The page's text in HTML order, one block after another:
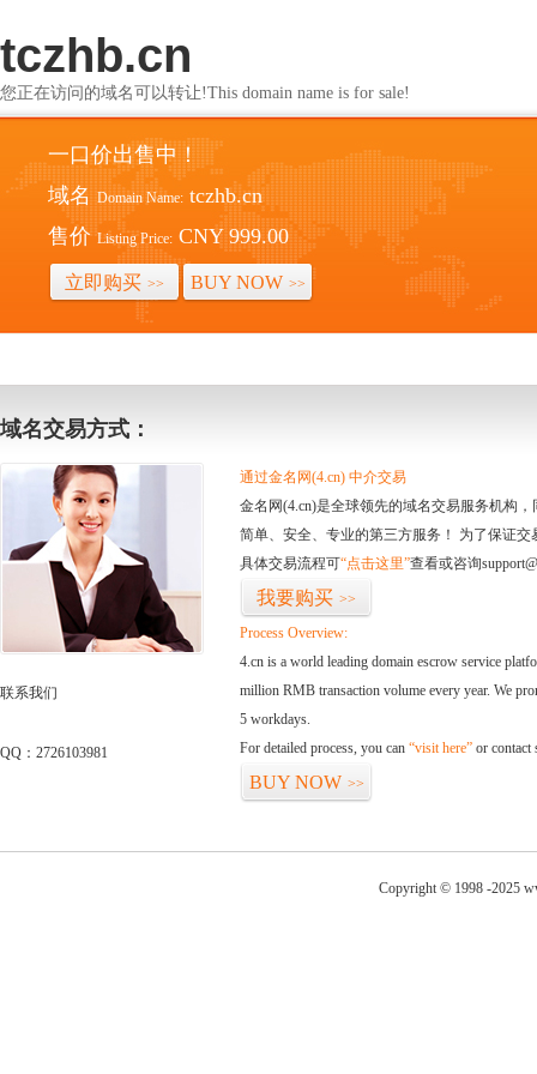
tczhb.cn
您正在访问的域名可以转让!This domain name is for sale!
一口价出售中！
域名 Domain Name: tczhb.cn
售价 Listing Price: CNY 999.00
立即购买 >> BUY NOW >>
域名交易方式：
联系我们
QQ：2726103981
通过金名网(4.cn) 中介交易
金名网(4.cn)是全球领先的域名交易服务机构
简单、安全、专业的第三方服务！ 为了保证
具体交易流程可“点击这里”查看或咨询
我要购买 >>
Process Overview:
4.cn is a world leading domain escrow service
million RMB transaction volume every year. We
5 workdays.
For detailed process, you can “visit here” or contact
BUY NOW >>
Copyright © 1998 -2025